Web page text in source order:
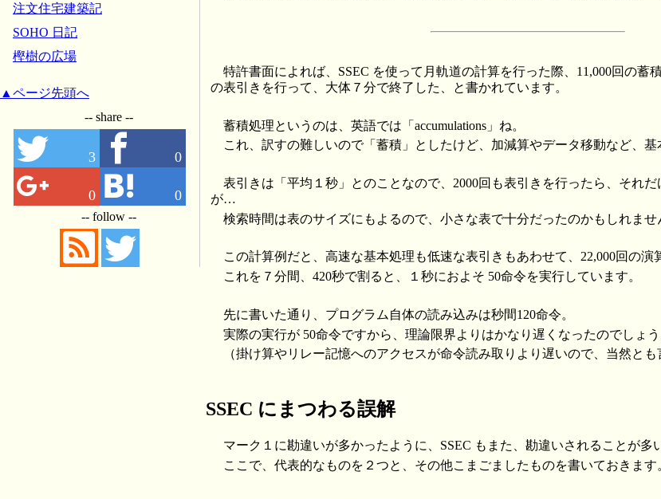
特許書面によれば、SSEC を使って月軌道の計算を行った際、11,000回の蓄
の表引きを行って、大体７分で終了した、と書かれています。
蓄積処理というのは、英語では「accumulations」ね。
これ、訳すの難しいので「蓄積」としたけど、加減算やデータ移動など、基
表引きは「平均１秒」とのことなので、2000回も表引きを行ったら、それ
が…
検索時間は表のサイズにもよるので、小さな表で十分だったのかもしれませ
この計算例だと、高速な基本処理も低速な表引きもあわせて、22,000回の演
これを７分間、420秒で割ると、１秒におよそ 50命令を実行しています。
先に書いた通り、プログラム自体の読み込みは秒間120命令。
実際の実行が 50命令ですから、理論限界よりはかなり遅くなったのでしょう
（掛け算やリレー記憶へのアクセスが命令読み取りより遅いので、当然とも
SSEC にまつわる誤解
マーク１に勘違いが多かったように、SSEC もまた、勘違いされることが多
ここで、代表的なものを２つと、その他こまごましたものを書いておきます
注文住宅建築記
SOHO 日記
樫樹の広場
▲ページ先頭へ
-- share --
3 0
0 0
-- follow --